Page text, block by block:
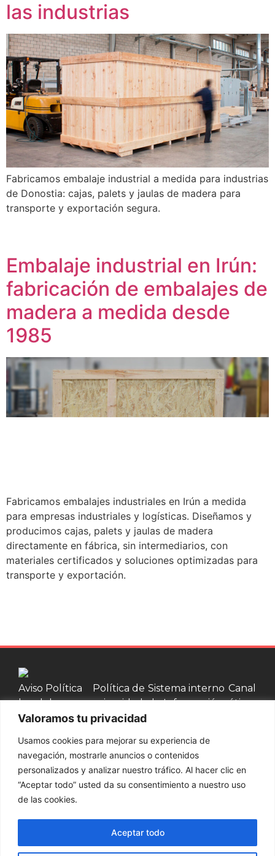
Valoramos tu privacidad
Usamos cookies para mejorar su experiencia de
navegación, mostrarle anuncios o contenidos
personalizados y analizar nuestro tráfico. Al hacer clic en
“Aceptar todo” usted da su consentimiento a nuestro uso
de las cookies.
Aceptar todo
las industrias
Fabricamos embalaje industrial a medida para industrias
de Donostia: cajas, palets y jaulas de madera para
transporte y exportación segura.
Embalaje industrial en Irún:
fabricación de embalajes de
madera a medida desde
1985
Fabricamos embalajes industriales en Irún a medida
para empresas industriales y logísticas. Diseñamos y
producimos cajas, palets y jaulas de madera
directamente en fábrica, sin intermediarios, con
materiales certificados y soluciones optimizadas para
transporte y exportación.
Aviso
legal
Política
de
cookies
Política de
privacidad
Sistema interno
de Información
Canal
ético
Contacta con nosotros
937 002 750
Productos
de madera
Cajas de
madera
Cercos de
Madera
madera